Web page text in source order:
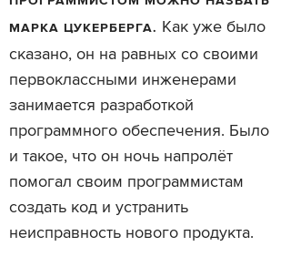
МАРКА ЦУКЕРБЕРГА. Как уже было
сказано, он на равных со своими
первоклассными инженерами
занимается разработкой
программного обеспечения. Было
и такое, что он ночь напролёт
помогал своим программистам
создать код и устранить
неисправность нового продукта.